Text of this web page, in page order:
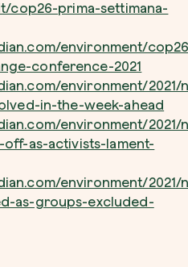
cop26-prima-settimana-
environment/
conference-2021
environment/
in-the-week-ahead
environment/
as-activists-lament-
environment/
as-groups-excluded-